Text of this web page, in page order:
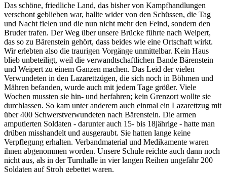
Das schöne, friedliche Land, das bisher von Kampfhandlungen
verschont geblieben war, hallte wider von den Schüssen, die Tag
und Nacht fielen und die nun nicht mehr den Feind, sondern den
Bruder trafen. Der Weg über unsere Brücke führte nach Weipert,
das so zu Bärenstein gehört, dass beides wie eine Ortschaft wirkt.
Wir erlebten also die traurigen Vorgänge unmittelbar. Kein Haus
blieb unbeteiligt, weil die verwandtschaftlichen Bande Bärenstein
und Weipert zu einem Ganzen machen. Das Leid der vielen
Verwundeten in den Lazarettzügen, die sich noch in Böhmen und
Mähren befanden, wurde auch mit jedem Tage größer. Viele
Wochen mussten sie hin- und herfahren; kein Grenzort wollte sie
durchlassen. So kam unter anderem auch einmal ein Lazarettzug mit
über 400 Schwerstverwundeten nach Bärenstein. Die armen
amputierten Soldaten - darunter auch 15- bis 18jährige - hatte man
drüben misshandelt und ausgeraubt. Sie hatten lange keine
Verpflegung erhalten. Verbandmaterial und Medikamente waren
ihnen abgenommen worden. Unsere Schule reichte auch dann noch
nicht aus, als in der Turnhalle in vier langen Reihen ungefähr 200
Soldaten auf Stroh gebettet waren.